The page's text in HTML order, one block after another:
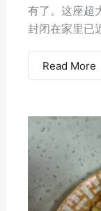
有了。这座超
封闭在家里已
Read More